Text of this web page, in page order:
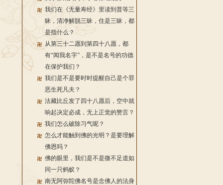
我们在《无量寿经》里读到普等三
昧，清净解脱三昧，住是三昧，都
是指什么？
从第三十二愿到第四十八愿，都
有“闻我名字”，是不是名号的功德
在保护我们？
我们是不是要时时提醒自己是个罪
恶生死凡夫？
法藏比丘发了四十八愿后，空中就
响起决定必成，无上正觉的赞言？
我们怎么破除习气呢？
怎么才能触到佛的光明？是要理解
佛恩吗？
佛的眼里，我们是不是微不足道如
同一只蚂蚁？
南无阿弥陀佛名号是念佛人的法身